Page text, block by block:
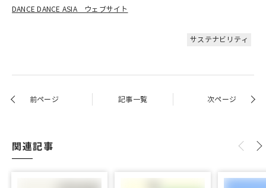
DANCE DANCE ASIA ウェブサイト
サステナビリティ
前ページ 記事一覧 次ページ
関連記事